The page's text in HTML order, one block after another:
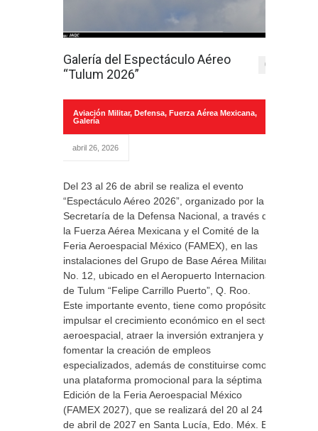
Galería del Espectáculo Aéreo
“Tulum 2026”
0
Aviación Militar, Defensa, Fuerza Aérea Mexicana,
Galería
abril 26, 2026
Del 23 al 26 de abril se realiza el evento
“Espectáculo Aéreo 2026”, organizado por la
Secretaría de la Defensa Nacional, a través de
la Fuerza Aérea Mexicana y el Comité de la
Feria Aeroespacial México (FAMEX), en las
instalaciones del Grupo de Base Aérea Militar
No. 12, ubicado en el Aeropuerto Internacional
de Tulum “Felipe Carrillo Puerto”, Q. Roo.
Este importante evento, tiene como propósito
impulsar el crecimiento económico en el sector
aeroespacial, atraer la inversión extranjera y
fomentar la creación de empleos
especializados, además de constituirse como
una plataforma promocional para la séptima
Edición de la Feria Aeroespacial México
(FAMEX 2027), que se realizará del 20 al 24
de abril de 2027 en Santa Lucía, Edo. Méx. El